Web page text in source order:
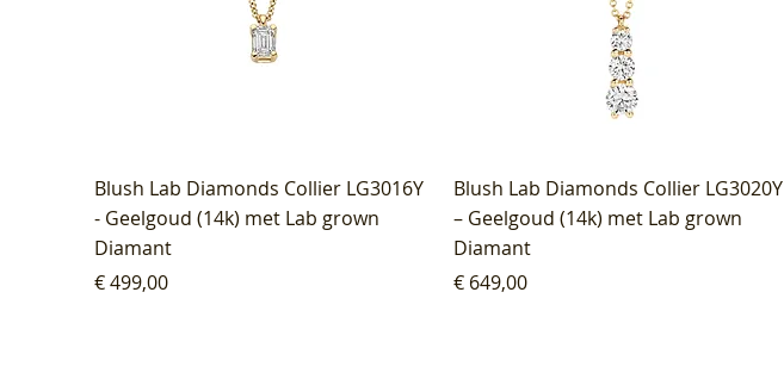
Blush Lab Diamonds Collier LG3016Y
- Geelgoud (14k) met Lab grown
Diamant
Prijs
€ 499,00
Blush Lab Diamonds Collier LG3020Y
– Geelgoud (14k) met Lab grown
Diamant
Prijs
€ 649,00